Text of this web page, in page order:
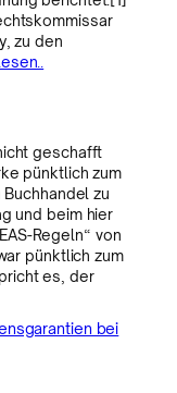
zu den
geschafft
pünktlich zum
Buchhandel zu
und beim hier
Regeln“ von
pünktlich zum
es, der
bei